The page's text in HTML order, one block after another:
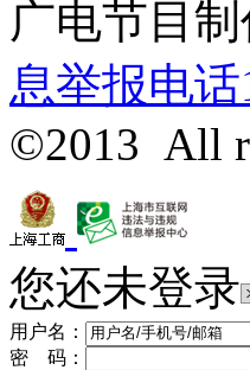
广电节目
息举报电话
©2013 All
您还未登录
用户名：
密 码：